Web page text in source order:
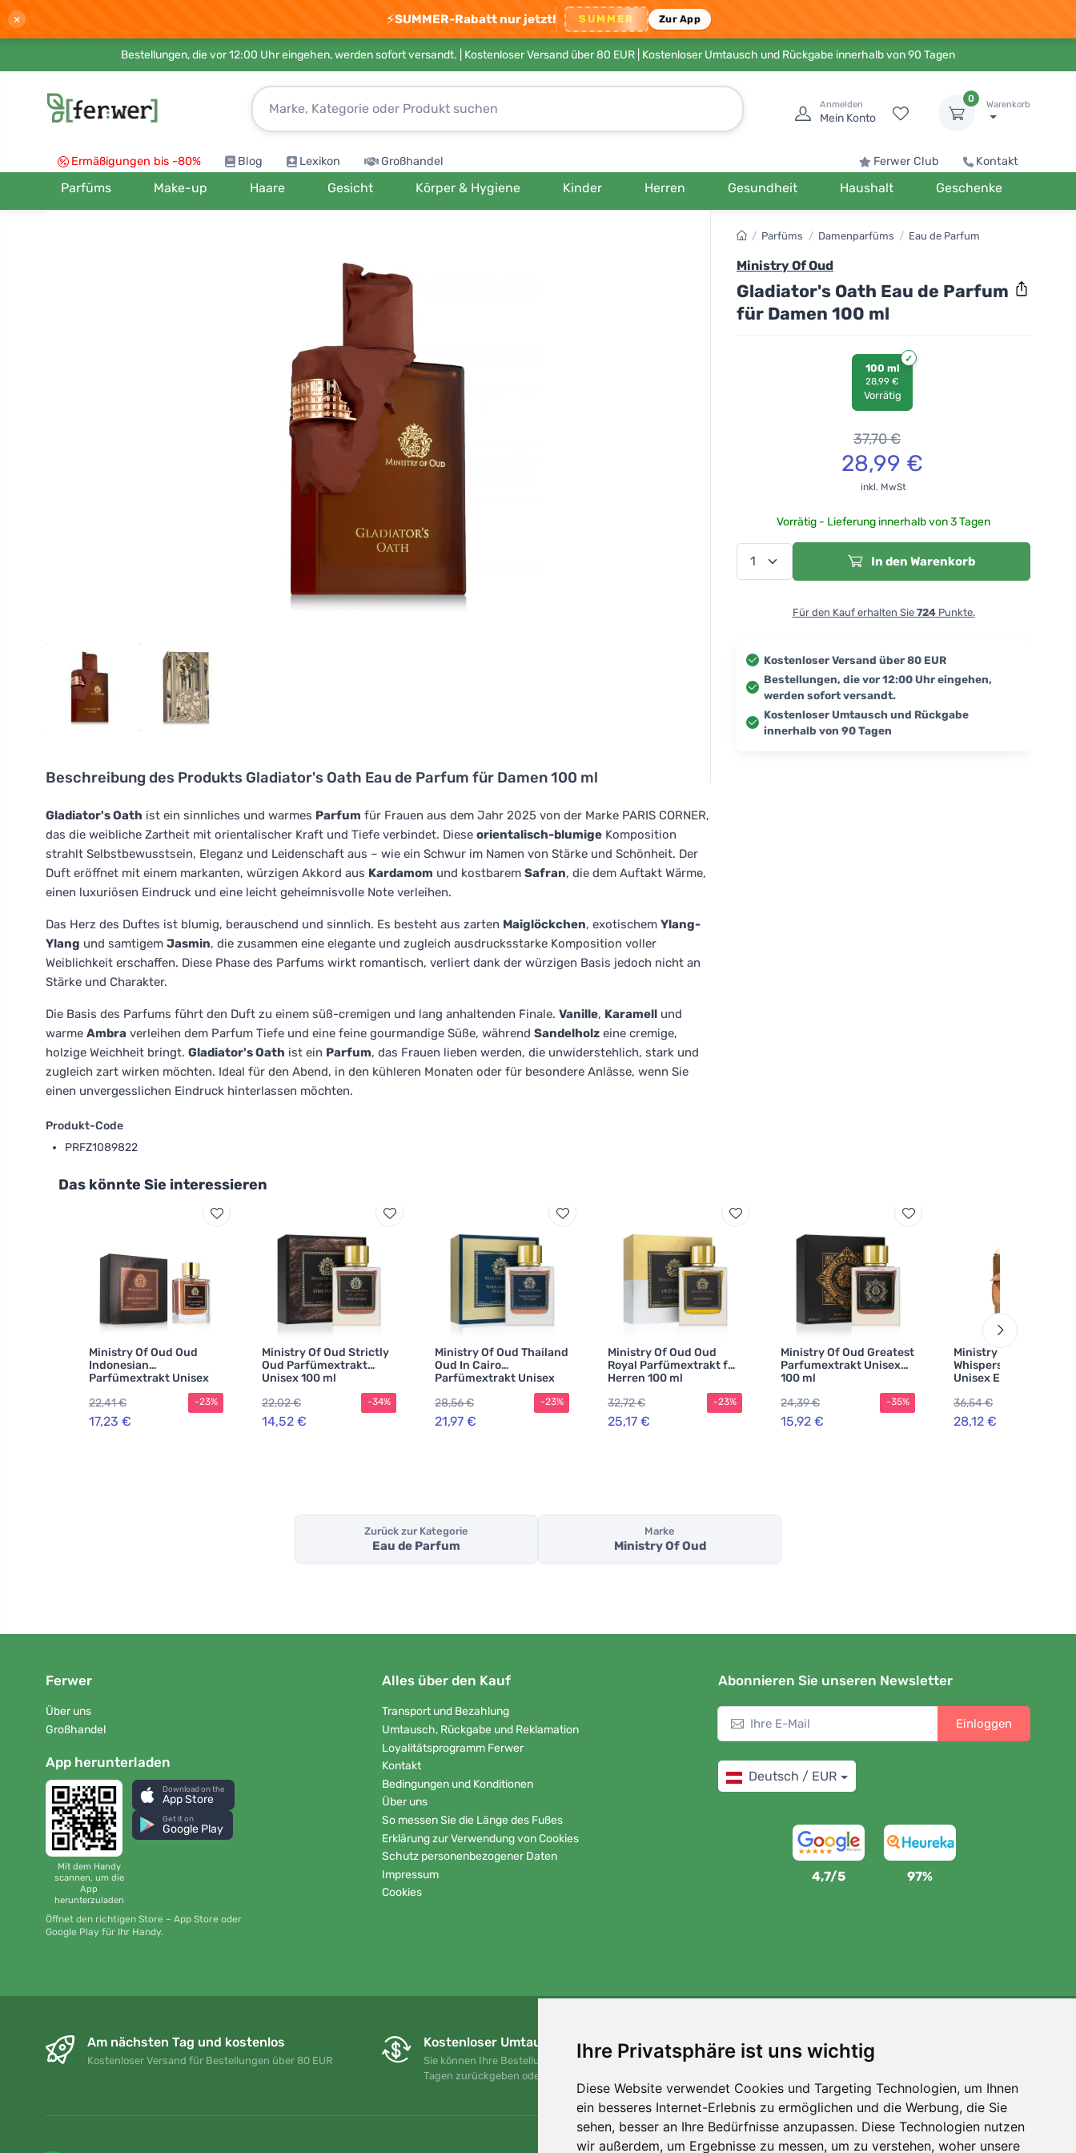
Ihre Privatsphäre ist uns wichtig
Diese Website verwendet Cookies und Targeting Technologien, um Ihnen
ein besseres Internet-Erlebnis zu ermöglichen und die Werbung, die Sie
sehen, besser an Ihre Bedürfnisse anzupassen. Diese Technologien nutzen
wir außerdem, um Ergebnisse zu messen, um zu verstehen, woher unsere
× ⚡SUMMER-Rabatt nur jetzt! SUMMER Zur App
Bestellungen, die vor 12:00 Uhr eingehen, werden sofort versandt. | Kostenloser Versand über 80 EUR | Kostenloser Umtausch und Rückgabe innerhalb von 90 Tagen
Anmelden
Mein Konto
0
Warenkorb
Ermäßigungen bis -80% Blog Lexikon Großhandel Ferwer Club Kontakt
Parfüms Make-up Haare Gesicht Körper & Hygiene Kinder Herren Gesundheit Haushalt Geschenke
Beschreibung des Produkts Gladiator's Oath Eau de Parfum für Damen 100 ml
Gladiator's Oath ist ein sinnliches und warmes Parfum für Frauen aus dem Jahr 2025 von der Marke PARIS CORNER,
das die weibliche Zartheit mit orientalischer Kraft und Tiefe verbindet. Diese orientalisch-blumige Komposition
strahlt Selbstbewusstsein, Eleganz und Leidenschaft aus – wie ein Schwur im Namen von Stärke und Schönheit. Der
Duft eröffnet mit einem markanten, würzigen Akkord aus Kardamom und kostbarem Safran, die dem Auftakt Wärme,
einen luxuriösen Eindruck und eine leicht geheimnisvolle Note verleihen.
Das Herz des Duftes ist blumig, berauschend und sinnlich. Es besteht aus zarten Maiglöckchen, exotischem Ylang-
Ylang und samtigem Jasmin, die zusammen eine elegante und zugleich ausdrucksstarke Komposition voller
Weiblichkeit erschaffen. Diese Phase des Parfums wirkt romantisch, verliert dank der würzigen Basis jedoch nicht an
Stärke und Charakter.
Die Basis des Parfums führt den Duft zu einem süß-cremigen und lang anhaltenden Finale. Vanille, Karamell und
warme Ambra verleihen dem Parfum Tiefe und eine feine gourmandige Süße, während Sandelholz eine cremige,
holzige Weichheit bringt. Gladiator's Oath ist ein Parfum, das Frauen lieben werden, die unwiderstehlich, stark und
zugleich zart wirken möchten. Ideal für den Abend, in den kühleren Monaten oder für besondere Anlässe, wenn Sie
einen unvergesslichen Eindruck hinterlassen möchten.
Produkt-Code
PRFZ1089822
/ Parfüms / Damenparfüms / Eau de Parfum
Ministry Of Oud
Gladiator's Oath Eau de Parfum
für Damen 100 ml
100 ml
28,99 €
Vorrätig
37,70€
28,99 €
inkl. MwSt
Vorrätig - Lieferung innerhalb von 3 Tagen
In den Warenkorb
Für den Kauf erhalten Sie 724Punkte.
Kostenloser Versand über 80 EUR
Bestellungen, die vor 12:00 Uhr eingehen,
werden sofort versandt.
Kostenloser Umtausch und Rückgabe
innerhalb von 90 Tagen
Das könnte Sie interessieren
Ministry Of Oud Oud
Indonesian
Parfümextrakt Unisex
22,41 €
17,23 €
-23%
Ministry Of Oud Strictly
Oud Parfümextrakt
Unisex 100 ml
22,02 €
14,52 €
-34%
Ministry Of Oud Thailand
Oud In Cairo
Parfümextrakt Unisex
28,56 €
21,97 €
-23%
Ministry Of Oud Oud
Royal Parfümextrakt für
Herren 100 ml
32,72 €
25,17 €
-23%
Ministry Of Oud Greatest
Parfumextrakt Unisex
100 ml
24,39 €
15,92 €
-35%
Ministry Of Oud Nile
Whispers Ministry of
Unisex Eau de Parfum
36,54 €
28,12 €
Zurück zur Kategorie
Eau de Parfum
Marke
Ministry Of Oud
Ferwer
Über uns
Großhandel
App herunterladen
Mit dem Handy
scannen, um die
App
herunterzuladen
Download on the
App Store
Get it on
Google Play
Öffnet den richtigen Store – App Store oder
Google Play für Ihr Handy.
Alles über den Kauf
Transport und Bezahlung
Umtausch, Rückgabe und Reklamation
Loyalitätsprogramm Ferwer
Kontakt
Bedingungen und Konditionen
Über uns
So messen Sie die Länge des Fußes
Erklärung zur Verwendung von Cookies
Schutz personenbezogener Daten
Impressum
Cookies
Abonnieren Sie unseren Newsletter
Einloggen
Deutsch / EUR
4,7/5 97%
Am nächsten Tag und kostenlos
Kostenloser Versand für Bestellungen über 80 EUR
Kostenloser Umtausch und Rückgabe
Sie können Ihre Bestellung jederzeit innerhalb von 90
Tagen zurückgeben oder umtauschen.
Wir unterstützen Trees.org
Für jede Bestellung pflanzen wir einen Baum! Mehr